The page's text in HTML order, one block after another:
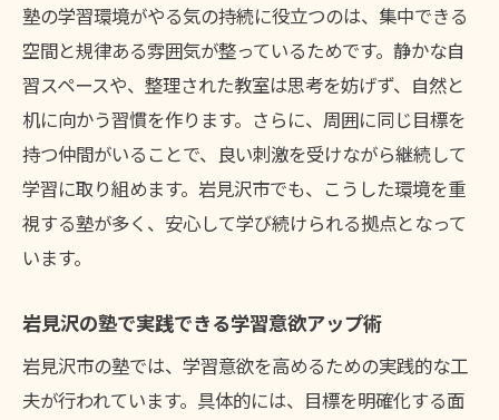
塾の学習環境がやる気の持続に役立つのは、集中できる
空間と規律ある雰囲気が整っているためです。静かな自
習スペースや、整理された教室は思考を妨げず、自然と
机に向かう習慣を作ります。さらに、周囲に同じ目標を
持つ仲間がいることで、良い刺激を受けながら継続して
学習に取り組めます。岩見沢市でも、こうした環境を重
視する塾が多く、安心して学び続けられる拠点となって
います。
岩見沢の塾で実践できる学習意欲アップ術
岩見沢市の塾では、学習意欲を高めるための実践的な工
夫が行われています。具体的には、目標を明確化する面